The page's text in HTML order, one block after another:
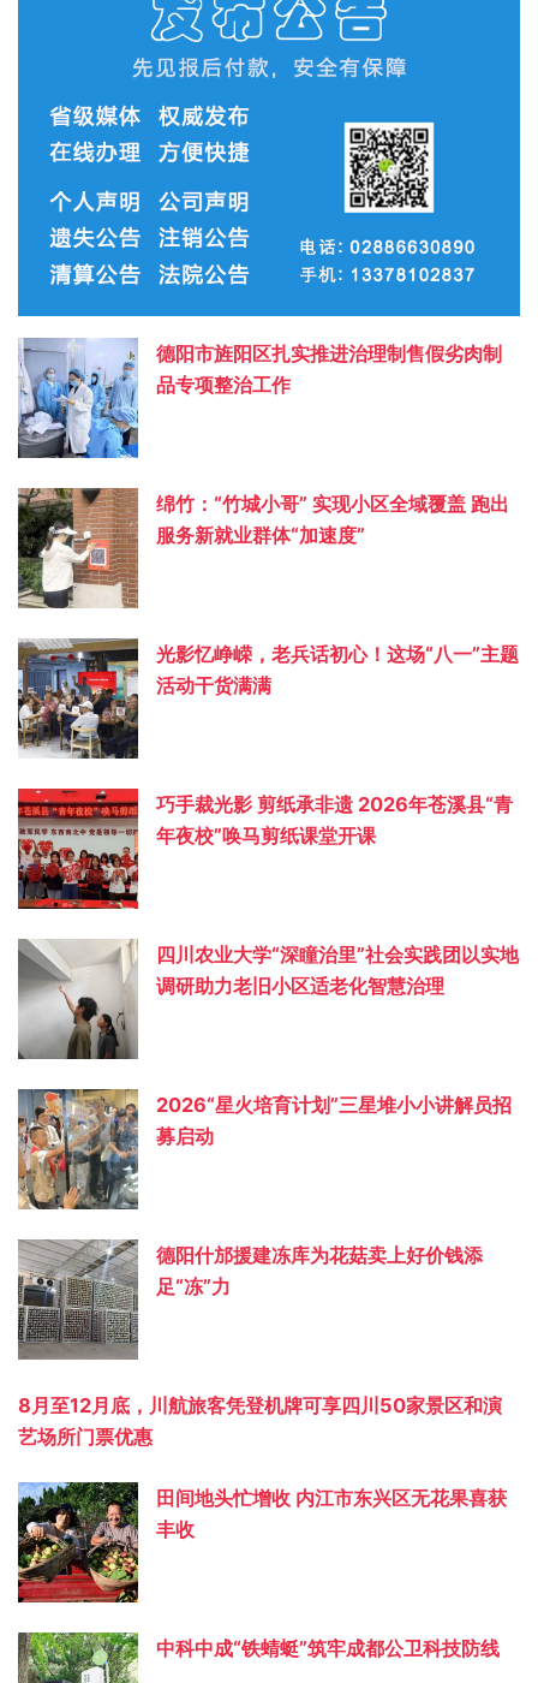
德阳市旌阳区扎实推进治理制售假劣肉制
品专项整治工作
绵竹：“竹城小哥” 实现小区全域覆盖 跑出
服务新就业群体“加速度”
光影忆峥嵘，老兵话初心！这场“八一”主题
活动干货满满
巧手裁光影 剪纸承非遗 2026年苍溪县“青
年夜校”唤马剪纸课堂开课
四川农业大学“深瞳治里”社会实践团以实地
调研助力老旧小区适老化智慧治理
2026“星火培育计划”三星堆小小讲解员招
募启动
德阳什邡援建冻库为花菇卖上好价钱添
足“冻”力
8月至12月底，川航旅客凭登机牌可享四川50家景区和演
艺场所门票优惠
田间地头忙增收 内江市东兴区无花果喜获
丰收
中科中成“铁蜻蜓”筑牢成都公卫科技防线